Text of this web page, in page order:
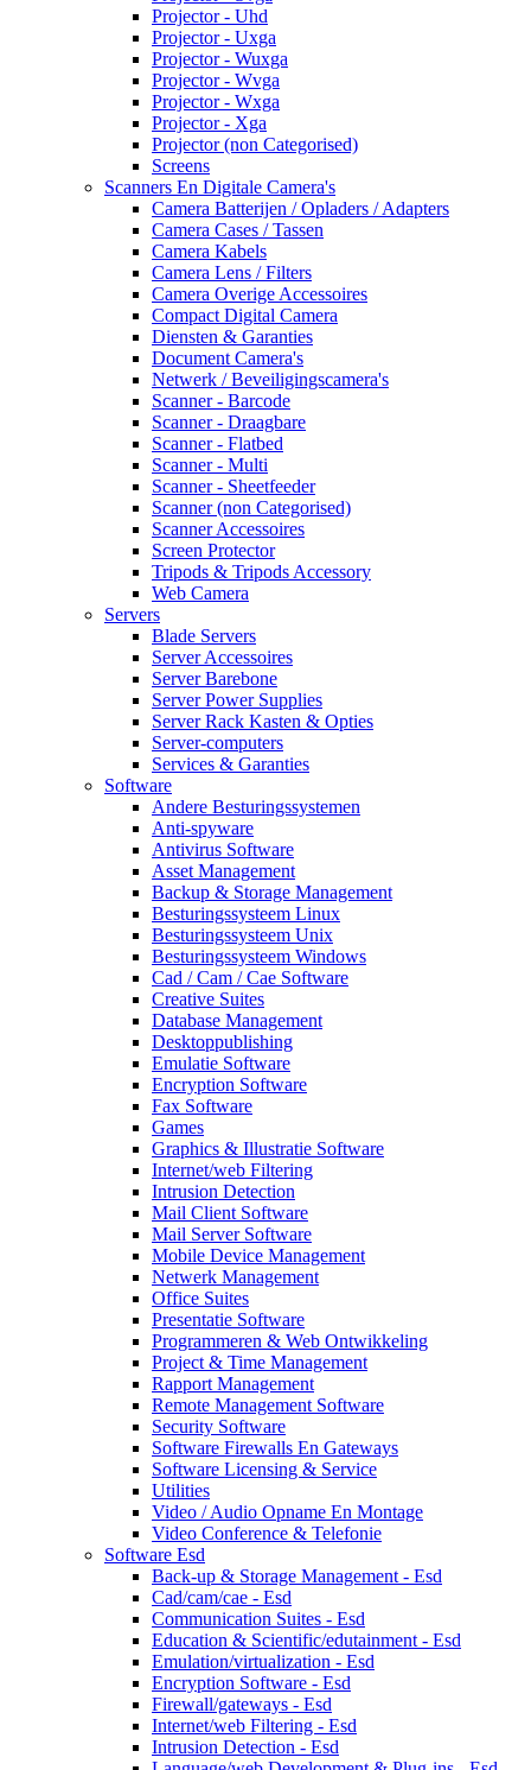
Projector - Uhd
Projector - Uxga
Projector - Wuxga
Projector - Wvga
Projector - Wxga
Projector - Xga
Projector (non Categorised)
Screens
Scanners En Digitale Camera's
Camera Batterijen / Opladers / Adapters
Camera Cases / Tassen
Camera Kabels
Camera Lens / Filters
Camera Overige Accessoires
Compact Digital Camera
Diensten & Garanties
Document Camera's
Netwerk / Beveiligingscamera's
Scanner - Barcode
Scanner - Draagbare
Scanner - Flatbed
Scanner - Multi
Scanner - Sheetfeeder
Scanner (non Categorised)
Scanner Accessoires
Screen Protector
Tripods & Tripods Accessory
Web Camera
Servers
Blade Servers
Server Accessoires
Server Barebone
Server Power Supplies
Server Rack Kasten & Opties
Server-computers
Services & Garanties
Software
Andere Besturingssystemen
Anti-spyware
Antivirus Software
Asset Management
Backup & Storage Management
Besturingssysteem Linux
Besturingssysteem Unix
Besturingssysteem Windows
Cad / Cam / Cae Software
Creative Suites
Database Management
Desktoppublishing
Emulatie Software
Encryption Software
Fax Software
Games
Graphics & Illustratie Software
Internet/web Filtering
Intrusion Detection
Mail Client Software
Mail Server Software
Mobile Device Management
Netwerk Management
Office Suites
Presentatie Software
Programmeren & Web Ontwikkeling
Project & Time Management
Rapport Management
Remote Management Software
Security Software
Software Firewalls En Gateways
Software Licensing & Service
Utilities
Video / Audio Opname En Montage
Video Conference & Telefonie
Software Esd
Back-up & Storage Management - Esd
Cad/cam/cae - Esd
Communication Suites - Esd
Education & Scientific/edutainment - Esd
Emulation/virtualization - Esd
Encryption Software - Esd
Firewall/gateways - Esd
Internet/web Filtering - Esd
Intrusion Detection - Esd